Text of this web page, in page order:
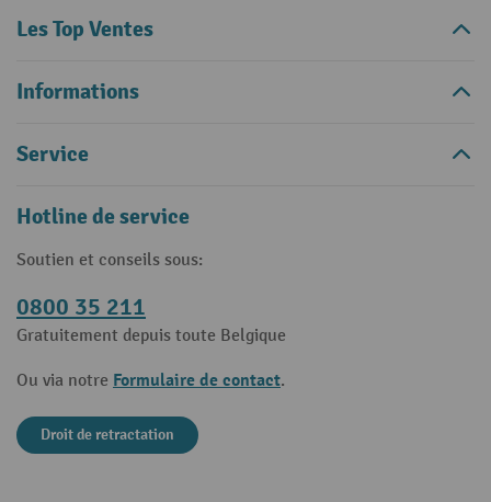
Les Top Ventes
Informations
Service
Hotline de service
Soutien et conseils sous:
0800 35 211
Gratuitement depuis toute Belgique
Ou via notre Formulaire de contact.
Droit de retractation